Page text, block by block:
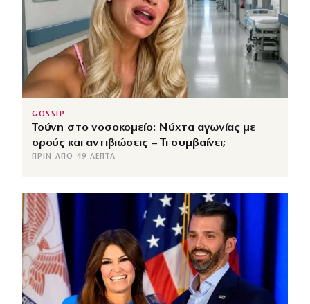
GOSSIP
Τούνη στο νοσοκομείο: Νύχτα αγωνίας με
ορούς και αντιβιώσεις – Τι συμβαίνει;
ΠΡΙΝ ΑΠΌ 49 ΛΕΠΤΆ